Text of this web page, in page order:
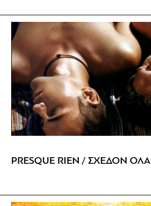
PRESQUE RIEN / ΣΧΕΔΟΝ ΟΛΑ